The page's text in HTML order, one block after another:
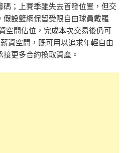
碼；上賽季雖失去首發位置，但交
假設籃網保留受限自由球員戴羅
空間佔位，完成本次交易後仍可
資空間，既可用以追求年輕自由
更多合約換取資產。